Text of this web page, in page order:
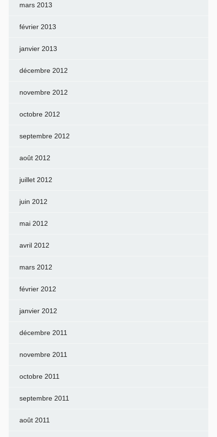
mars 2013
février 2013
janvier 2013
décembre 2012
novembre 2012
octobre 2012
septembre 2012
août 2012
juillet 2012
juin 2012
mai 2012
avril 2012
mars 2012
février 2012
janvier 2012
décembre 2011
novembre 2011
octobre 2011
septembre 2011
août 2011